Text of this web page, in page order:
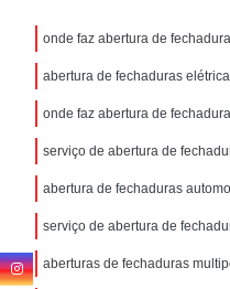
onde faz abertura de
abertura de fechaduras
onde faz abertura de
serviço de abertura de
abertura de fechaduras
serviço de abertura de
aberturas de fechaduras